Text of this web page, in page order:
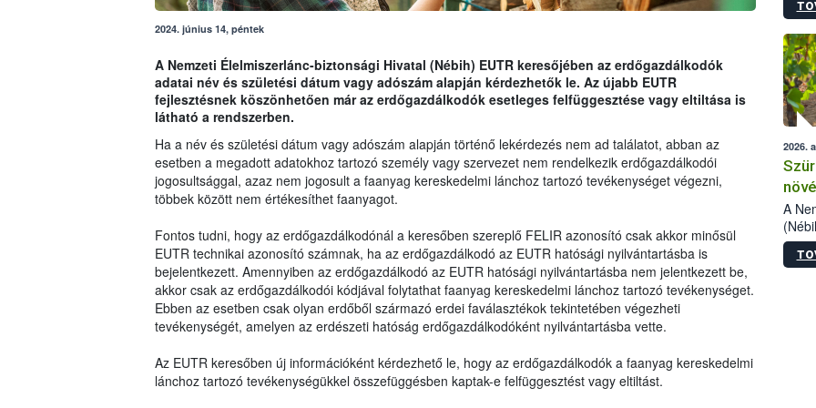
2024. június 14, péntek
A Nemzeti Élelmiszerlánc-biztonsági Hivatal (Nébih) EUTR keresőjében az erdőgazdálkodók
adatai név és születési dátum vagy adószám alapján kérdezhetők le. Az újabb EUTR
fejlesztésnek köszönhetően már az erdőgazdálkodók esetleges felfüggesztése vagy eltiltása is
látható a rendszerben.
Ha a név és születési dátum vagy adószám alapján történő lekérdezés nem ad találatot, abban az
esetben a megadott adatokhoz tartozó személy vagy szervezet nem rendelkezik erdőgazdálkodói
jogosultsággal, azaz nem jogosult a faanyag kereskedelmi lánchoz tartozó tevékenységet végezni,
többek között nem értékesíthet faanyagot.
Fontos tudni, hogy az erdőgazdálkodónál a keresőben szereplő FELIR azonosító csak akkor minősül
EUTR technikai azonosító számnak, ha az erdőgazdálkodó az EUTR hatósági nyilvántartásba is
bejelentkezett. Amennyiben az erdőgazdálkodó az EUTR hatósági nyilvántartásba nem jelentkezett be,
akkor csak az erdőgazdálkodói kódjával folytathat faanyag kereskedelmi lánchoz tartozó tevékenységet.
Ebben az esetben csak olyan erdőből származó erdei faválasztékok tekintetében végezheti
tevékenységét, amelyen az erdészeti hatóság erdőgazdálkodóként nyilvántartásba vette.
Az EUTR keresőben új információként kérdezhető le, hogy az erdőgazdálkodók a faanyag kereskedelmi
lánchoz tartozó tevékenységükkel összefüggésben kaptak-e felfüggesztést vagy eltiltást.
2026.
A